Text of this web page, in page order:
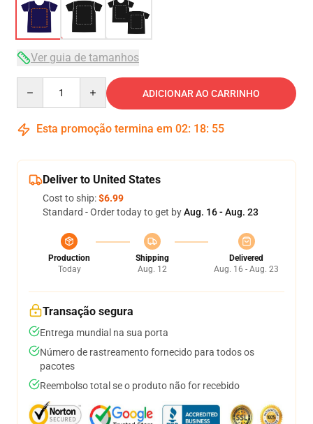
Ver guia de tamanhos
ADICIONAR AO CARRINHO
Esta promoção termina em 02: 18: 54
Deliver to United States
Cost to ship:$6.99
Standard - Order today to get byAug. 16 - Aug. 23
Production
Today
Shipping
Aug. 12
Delivered
Aug. 16 - Aug. 23
Transação segura
Entrega mundial na sua porta
Número de rastreamento fornecido para todos os
pacotes
Reembolso total se o produto não for recebido